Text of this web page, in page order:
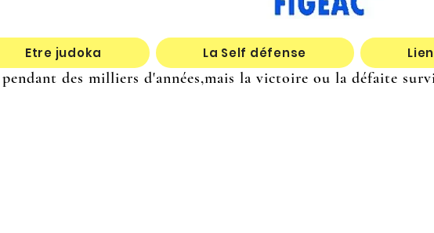
Etre judoka La Self défense
des milliers d'années,mais la victoire ou la défaite